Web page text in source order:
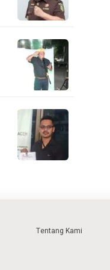
Tentang Kami